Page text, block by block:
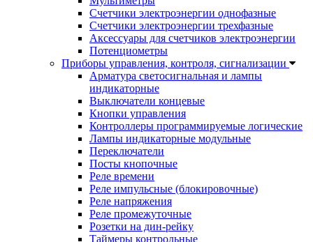
Счетчики электроэнергии однофазные
Счетчики электроэнергии трехфазные
Аксессуары для счетчиков электроэнергии
Потенциометры
Приборы управления, контроля, сигнализации
Арматура светосигнальная и лампы
индикаторные
Выключатели концевые
Кнопки управления
Контроллеры программируемые логические
Лампы индикаторные модульные
Переключатели
Посты кнопочные
Реле времени
Реле импульсные (блокировочные)
Реле напряжения
Реле промежуточные
Розетки на дин-рейку
Таймеры контрольные